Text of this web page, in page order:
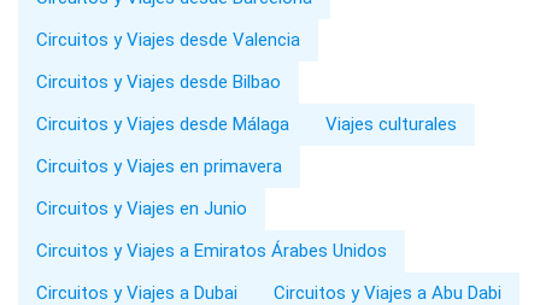
Circuitos y Viajes desde Valencia
Circuitos y Viajes desde Bilbao
Circuitos y Viajes desde Málaga
Viajes culturales
Circuitos y Viajes en primavera
Circuitos y Viajes en Junio
Circuitos y Viajes a Emiratos Árabes Unidos
Circuitos y Viajes a Dubai
Circuitos y Viajes a Abu Dabi